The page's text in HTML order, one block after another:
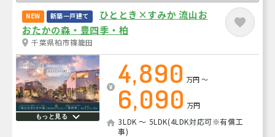
NEW 新築一戸建て
ひととき×すみか 流山お
おたかの森・豊四季・柏
千葉県柏市篠籠田
もっと見る
4,890 万円～
6,090 万円
3LDK ～ 5LDK(4LDK対応可※有償工
事)